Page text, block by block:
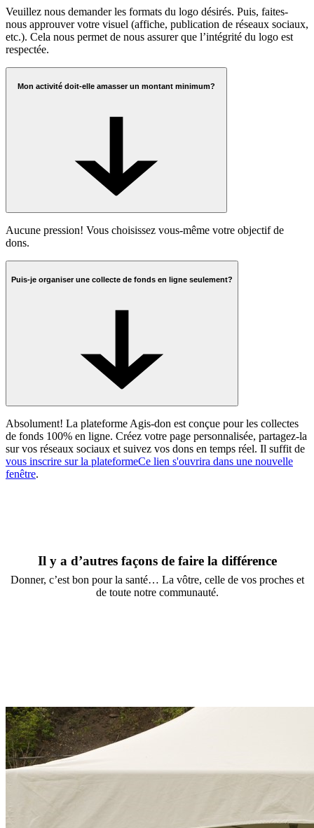
Veuillez nous demander les formats du logo désirés. Puis, faites-
nous approuver votre visuel (affiche, publication de réseaux sociaux,
etc.). Cela nous permet de nous assurer que l’intégrité du logo est
respectée.
Mon activité doit-elle amasser un montant minimum?
Aucune pression! Vous choisissez vous-même votre objectif de
dons.
Puis-je organiser une collecte de fonds en ligne seulement?
Absolument! La plateforme Agis-don est conçue pour les collectes
de fonds 100% en ligne. Créez votre page personnalisée, partagez-la
sur vos réseaux sociaux et suivez vos dons en temps réel. Il suffit de
vous inscrire sur la plateformeCe lien s'ouvrira dans une nouvelle
fenêtre.
Il y a d’autres façons de faire la différence
Donner, c’est bon pour la santé… La vôtre, celle de vos proches et
de toute notre communauté.